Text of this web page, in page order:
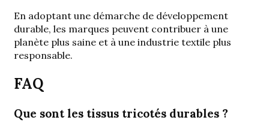
En adoptant une démarche de développement
durable, les marques peuvent contribuer à une
planète plus saine et à une industrie textile plus
responsable.
FAQ
Que sont les tissus tricotés durables ?